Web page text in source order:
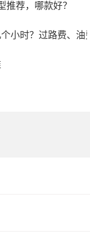
推荐，哪款好？
小时？过路费、油